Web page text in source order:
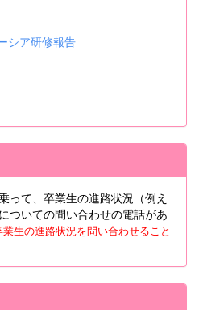
シア研修報告
って、卒業生の進路状況（例え
いての問い合わせの電話があ
生の進路状況を問い合わせること